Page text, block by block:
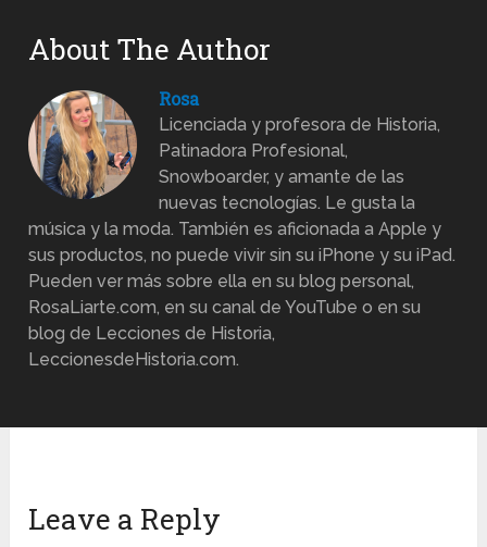
About The Author
Rosa
Licenciada y profesora de Historia,
Patinadora Profesional,
Snowboarder, y amante de las
nuevas tecnologías. Le gusta la
música y la moda. También es aficionada a Apple y
sus productos, no puede vivir sin su iPhone y su iPad.
Pueden ver más sobre ella en su blog personal,
RosaLiarte.com, en su canal de YouTube o en su
blog de Lecciones de Historia,
LeccionesdeHistoria.com.
Leave a Reply